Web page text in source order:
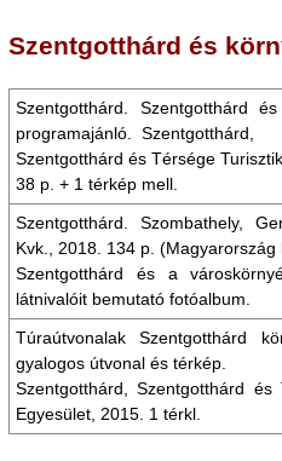
Szentgotthárd és
Szentgotthárd. Szentgotthárd
programajánló. Szentgotthárd,
Szentgotthárd és Térsége
38 p. + 1 térkép mell.
Szentgotthárd. Szombathely,
Kvk., 2018. 134 p. (Magyarország
Szentgotthárd és a
látnivalóit bemutató fotóalbum.
Túraútvonalak Szentgotthárd
gyalogos útvonal és térkép.
Szentgotthárd, Szentgotthárd és
Egyesület, 2015. 1 térkl.